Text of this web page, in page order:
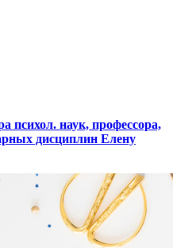
психол. наук, профессора,
дисциплин Елену